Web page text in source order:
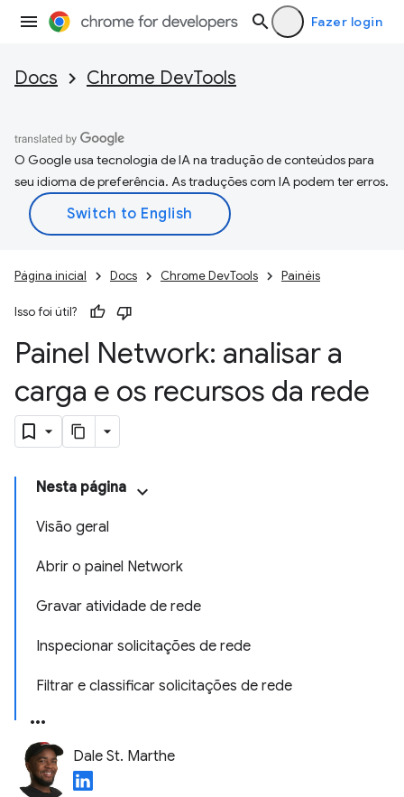
Fazer login
Docs Chrome DevTools
O Google usa tecnologia de IA na tradução de conteúdos para
seu idioma de preferência. As traduções com IA podem ter erros.
Página inicial Docs Chrome DevTools Painéis
Isso foi útil?
Painel Network: analisar a
carga e os recursos da rede
Nesta página
Visão geral
Abrir o painel Network
Gravar atividade de rede
Inspecionar solicitações de rede
Filtrar e classificar solicitações de rede
Dale St. Marthe